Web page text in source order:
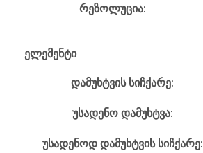
რეზოლუცია:
ელემენტი
დამუხტვის სიჩქარე:
უსადენო დამუხტვა:
უსადენოდ დამუხტვის სიჩქარე: